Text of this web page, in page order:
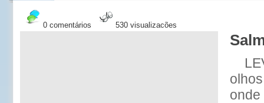
0 comentários 530 visualizações
onde